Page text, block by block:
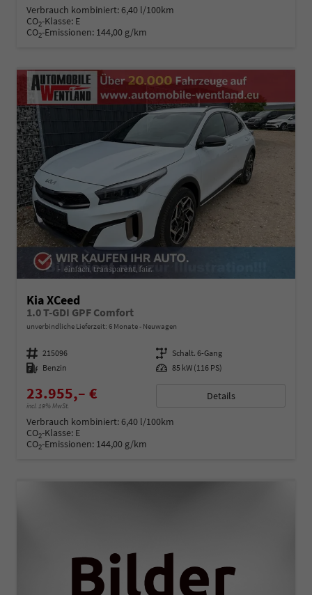
Verbrauch kombiniert:6,40 l/100km
CO2-Klasse: E
CO2-Emissionen: 144,00 g/km
Kia XCeed
1.0 T-GDI GPF Comfort
unverbindliche Lieferzeit: 6 Monate Neuwagen
Fahrzeugnummer 215096 Getriebe Schalt. 6-Gang
Kraftstoff Benzin Leistung 85 kW (116 PS)
23.955,– €
incl. 19% MwSt.
Details
Verbrauch kombiniert:6,40 l/100km
CO2-Klasse: E
CO2-Emissionen: 144,00 g/km